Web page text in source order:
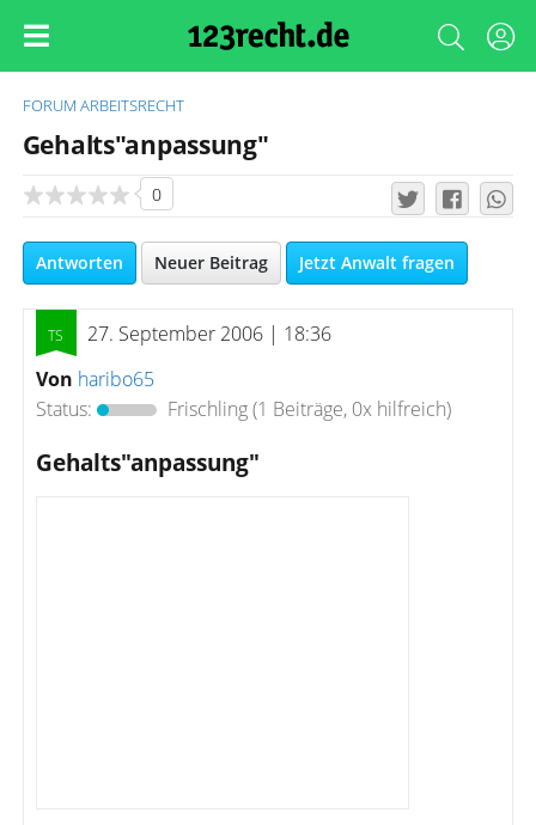
FORUM ARBEITSRECHT
Gehalts"anpassung"
0
Antworten Neuer Beitrag Jetzt Anwalt fragen
27. September 2006 | 18:36
Von haribo65
Status:
Frischling(1 Beiträge, 0x hilfreich)
Gehalts"anpassung"